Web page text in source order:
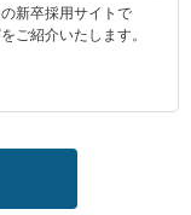
新卒採用サイトで
ご紹介いたします。